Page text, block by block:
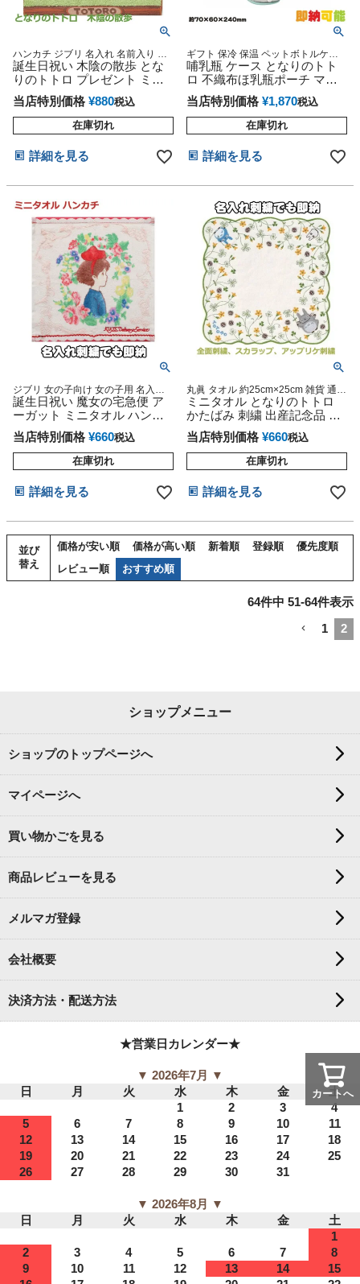
ハンカチ ジブリ 名入れ 名前入り 刺
繍 出産祝い 可愛い 子供 幼稚園 保育
園 小学校 入学 入園 インスタ
誕生日祝い 木陰の散歩 とな
りのトトロ プレゼント ミニ
タオル
当店特別価格 ¥880税込
在庫切れ
詳細を見る
ギフト 保冷 保温 ペットボトルケー
ス ホルダー 便利 出産祝い 赤ちゃん
ジブリ プレゼント 専門
哺乳瓶 ケース となりのトト
ロ 不織布ほ乳瓶ポーチ マグ
ケース マグ収納
当店特別価格 ¥1,870税込
在庫切れ
詳細を見る
ジブリ 女の子向け 女の子用 名入れ
名前入り 刺繍 出産祝い 可愛い 子供
幼稚園 保育園 小学校 入学 入園 プレ
ゼント インスタ
誕生日祝い 魔女の宅急便 ア
ーガット ミニタオル ハンカ
チ
当店特別価格 ¥660税込
在庫切れ
詳細を見る
丸眞 タオル 約25cm×25cm 雑貨 通販
BABY スカラップ アップリケ刺繍 可
愛い 人気 流行 お洒落 オシャレ イン
スタ映え メッセージカード スタジオ
ジブリ
ミニタオル となりのトトロ
かたばみ 刺繍 出産記念品 出
産内祝い お返し
当店特別価格 ¥660税込
在庫切れ
詳細を見る
並び
替え
価格が安い順 価格が高い順 新着順 登録順
優先度順
レビュー順
おすすめ順
64件中 51-64件表示
1 2
カートへ
ショップメニュー
ショップのトップページへ
マイページへ
買い物かごを見る
商品レビューを見る
メルマガ登録
会社概要
決済方法・配送方法
★営業日カレンダー★
▼ 2026年7月 ▼
日
月 火 水 木 金
土
1
2 3
4
5
6 7 8 9 10
11
12
13 14 15 16 17
18
19
20 21 22 23 24
25
26
27 28 29 30 31
▼ 2026年8月 ▼
日
月 火 水 木 金
土
1
2
3 4 5 6 7
8
9
10 11 12 13 14
15